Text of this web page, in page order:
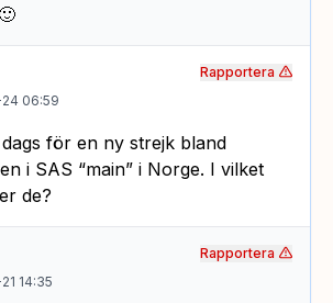
06:59
för en ny strejk bland
i SAS “main” i Norge. I vilket
de?
Rapportera
14:35
Rapportera